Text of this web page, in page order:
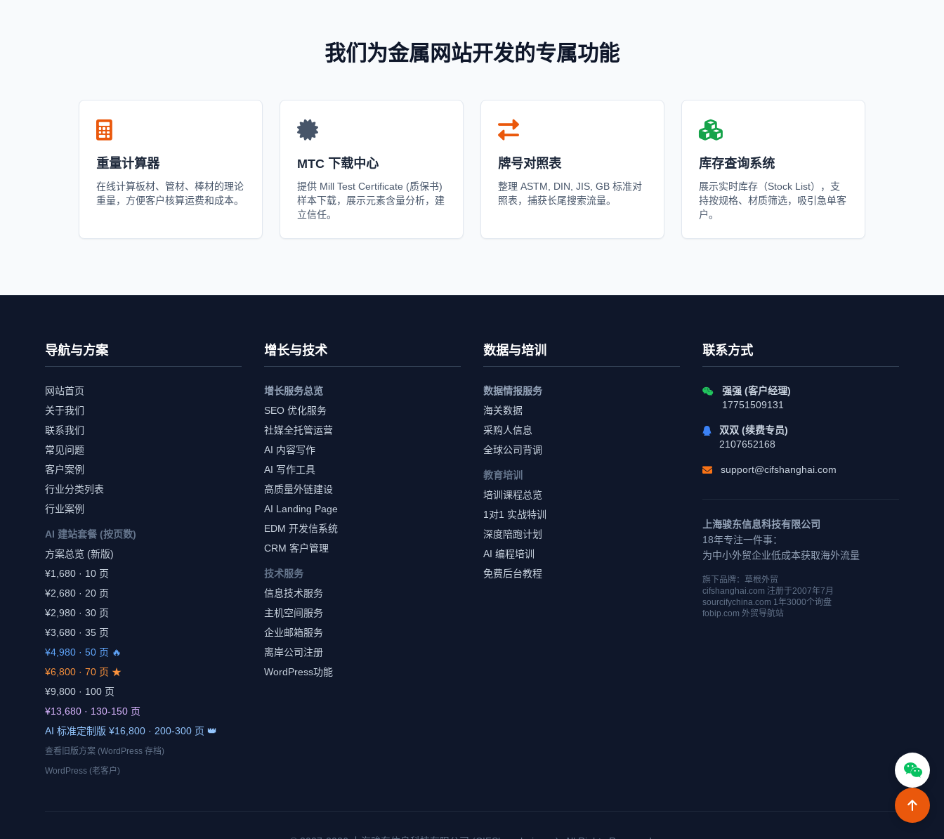
我们为金属网站开发的专属功能
重量计算器
在线计算板材、管材、棒材的理论
重量，方便客户核算运费和成本。
MTC 下载中心
提供 Mill Test Certificate (质保书)
样本下载，展示元素含量分析，建
立信任。
牌号对照表
整理 ASTM, DIN, JIS, GB 标准对
照表，捕获长尾搜索流量。
库存查询系统
展示实时库存（Stock List），支
持按规格、材质筛选，吸引急单客
户。
导航与方案
网站首页
关于我们
联系我们
常见问题
客户案例
行业分类列表
行业案例
AI 建站套餐 (按页数)
方案总览 (新版)
¥1,680 · 10 页
¥2,680 · 20 页
¥2,980 · 30 页
¥3,680 · 35 页
¥4,980 · 50 页 🔥
¥6,800 · 70 页 ★
¥9,800 · 100 页
¥13,680 · 130-150 页
AI 标准定制版 ¥16,800 · 200-300 页 👑
查看旧版方案 (WordPress 存档)
WordPress (老客户)
增长与技术
增长服务总览
SEO 优化服务
社媒全托管运营
AI 内容写作
AI 写作工具
高质量外链建设
AI Landing Page
EDM 开发信系统
CRM 客户管理
技术服务
信息技术服务
主机空间服务
企业邮箱服务
离岸公司注册
WordPress功能
数据与培训
数据情报服务
海关数据
采购人信息
全球公司背调
教育培训
培训课程总览
1对1 实战特训
深度陪跑计划
AI 编程培训
免费后台教程
联系方式
强强 (客户经理)
17751509131
双双 (续费专员)
2107652168
support@cifshanghai.com
上海骏东信息科技有限公司
18年专注一件事：
为中小外贸企业低成本获取海外流量
旗下品牌：草根外贸
cifshanghai.com 注册于2007年7月
sourcifychina.com 1年3000个询盘
fobip.com 外贸导航站